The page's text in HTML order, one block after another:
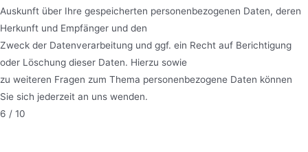
Auskunft über Ihre gespeicherten personenbezogenen Daten, deren
Herkunft und Empfänger und den
Zweck der Datenverarbeitung und ggf. ein Recht auf Berichtigung
oder Löschung dieser Daten. Hierzu sowie
zu weiteren Fragen zum Thema personenbezogene Daten können
Sie sich jederzeit an uns wenden.
6 / 10